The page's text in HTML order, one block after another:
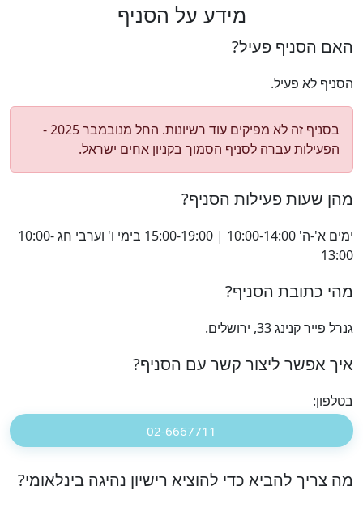
מידע על הסניף
האם הסניף פעיל?
הסניף לא פעיל.
בסניף זה לא מפיקים עוד רשיונות. החל מנובמבר 2025 -
הפעילות עברה לסניף הסמוך בקניון אחים ישראל.
מהן שעות פעילות הסניף?
ימים א'-ה' 10:00-14:00 | 15:00-19:00 בימי ו' וערבי חג 10:00-
13:00
מהי כתובת הסניף?
גנרל פייר קנינג 33, ירושלים.
איך אפשר ליצור קשר עם הסניף?
בטלפון:
02-6667711
מה צריך להביא כדי להוציא רישיון נהיגה בינלאומי?